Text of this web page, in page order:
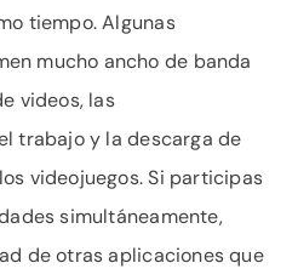
tiempo. Algunas
mucho ancho de banda
videos, las
trabajo y la descarga de
videojuegos. Si participas
simultáneamente,
de otras aplicaciones que